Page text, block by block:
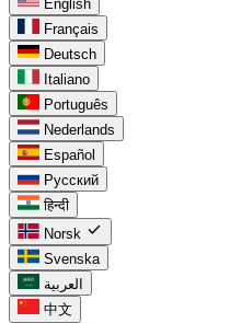
English
Français
Deutsch
Italiano
Português
Nederlands
Español
Русский
हिन्दी
Norsk check
Svenska
العربية
中文